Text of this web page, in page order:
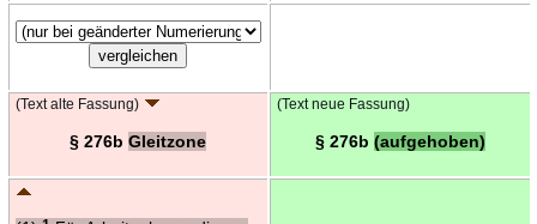
(Text alte Fassung)
§ 276b Gleitzone
(Text neue Fassung)
§ 276b (aufgehoben)